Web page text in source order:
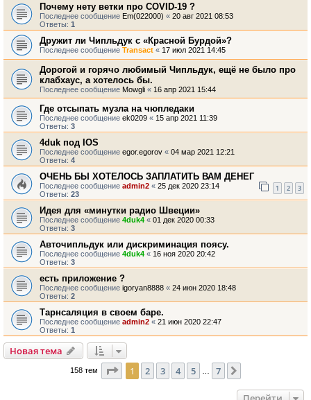
Почему нету ветки про COVID-19 ?
Последнее сообщение Em(022000) « 20 авг 2021 08:53
Ответы: 1
Дружит ли Чипльдук с «Красной Бурдой»?
Последнее сообщение Transact « 17 июл 2021 14:45
Дорогой и горячо любимый Чипльдук, ещё не было про
клабхаус, а хотелось бы.
Последнее сообщение Mowgli « 16 апр 2021 15:44
Где отсыпать музла на чюпледаки
Последнее сообщение ek0209 « 15 апр 2021 11:39
Ответы: 3
4duk под IOS
Последнее сообщение egor.egorov « 04 мар 2021 12:21
Ответы: 4
ОЧЕНЬ БЫ ХОТЕЛОСЬ ЗАПЛАТИТЬ ВАМ ДЕНЕГ
Последнее сообщение admin2 « 25 дек 2020 23:14
Ответы: 23
1 2 3
Идея для «минутки радио Швеции»
Последнее сообщение 4duk4 « 01 дек 2020 00:33
Ответы: 3
Авточипльдук или дискриминация поясу.
Последнее сообщение 4duk4 « 16 ноя 2020 20:42
Ответы: 3
есть приложение ?
Последнее сообщение igoryan8888 « 24 июн 2020 18:48
Ответы: 2
Тарнсаляция в своем баре.
Последнее сообщение admin2 « 21 июн 2020 22:47
Ответы: 1
Новая тема
158 тем Страница из
1 2 3 4 5 7